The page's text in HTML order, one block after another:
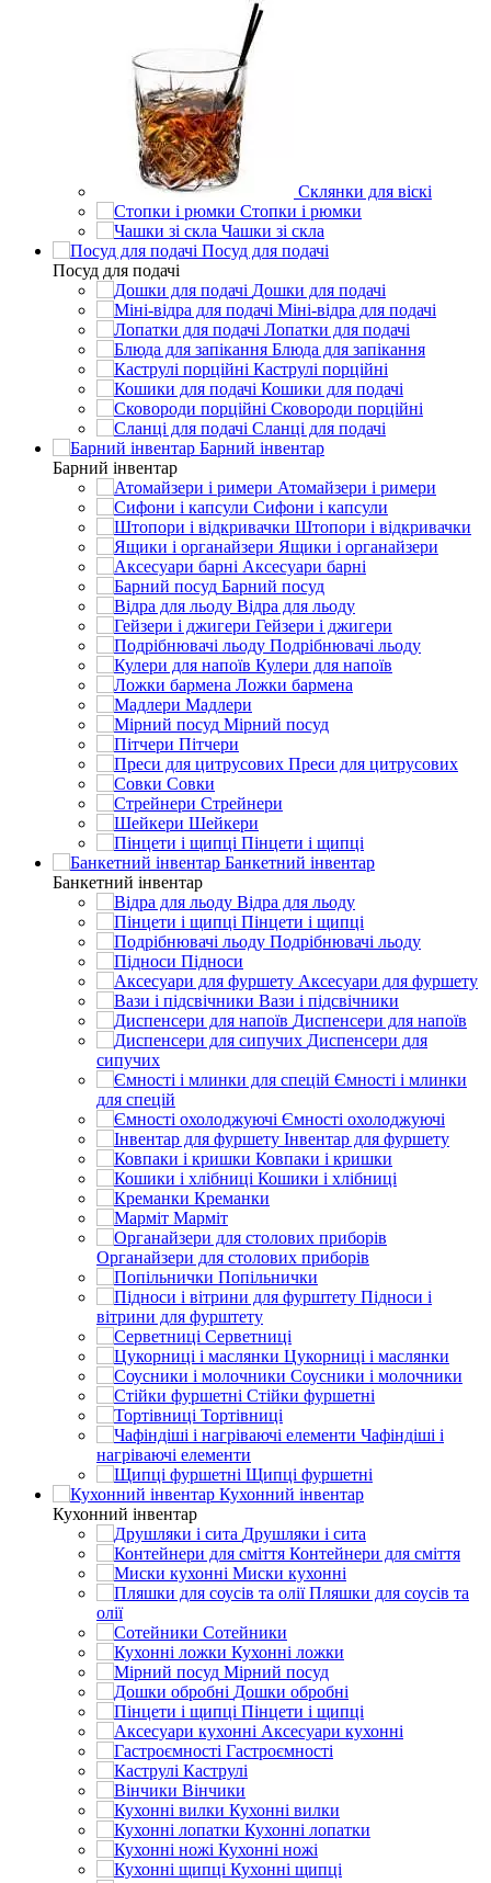
Склянки для віскі
Стопки і рюмки
Чашки зі скла
Посуд для подачі
Посуд для подачі
Дошки для подачі
Міні-відра для подачі
Лопатки для подачі
Блюда для запікання
Каструлі порційні
Кошики для подачі
Сковороди порційні
Сланці для подачі
Барний інвентар
Барний інвентар
Атомайзери і римери
Сифони і капсули
Штопори і відкривачки
Ящики і органайзери
Аксесуари барні
Барний посуд
Відра для льоду
Гейзери і джигери
Подрібнювачі льоду
Кулери для напоїв
Ложки бармена
Мадлери
Мірний посуд
Пітчери
Преси для цитрусових
Совки
Стрейнери
Шейкери
Пінцети і щипці
Банкетний інвентар
Банкетний інвентар
Відра для льоду
Пінцети і щипці
Подрібнювачі льоду
Підноси
Аксесуари для фуршету
Вази і підсвічники
Диспенсери для напоїв
Диспенсери для
сипучих
Ємності і млинки
для спецій
Ємності охолоджуючі
Інвентар для фуршету
Ковпаки і кришки
Кошики і хлібниці
Креманки
Марміт
Органайзери для столових приборів
Попільнички
Підноси і
вітрини для фурштету
Серветниці
Цукорниці і маслянки
Соусники і молочники
Стійки фуршетні
Тортівниці
Чафіндіші і
нагріваючі елементи
Щипці фуршетні
Кухонний інвентар
Кухонний інвентар
Друшляки і сита
Контейнери для сміття
Миски кухонні
Пляшки для соусів та
олії
Сотейники
Кухонні ложки
Мірний посуд
Дошки обробні
Пінцети і щипці
Аксесуари кухонні
Гастроємності
Каструлі
Вінчики
Кухонні вилки
Кухонні лопатки
Кухонні ножі
Кухонні щипці